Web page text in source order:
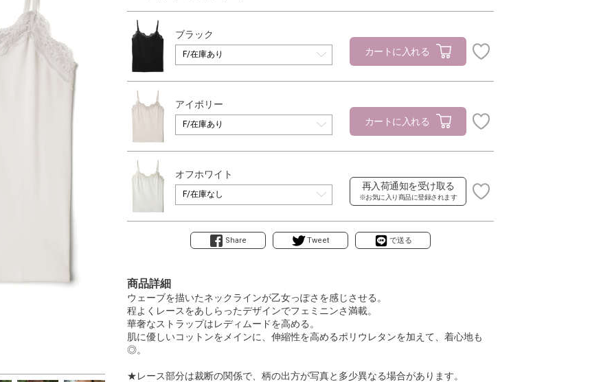
ブラック
カートに入れる
アイボリー
カートに入れる
オフホワイト
再入荷通知を受け取る
※お気に入り商品に登録されます
Share Tweet で送る
商品詳細
ウェーブを描いたネックラインが乙女っぽさを感じさせる。
程よくレースをあしらったデザインでフェミニンさ満載。
華奢なストラップはレディムードを高める。
肌に優しいコットンをメインに、伸縮性を高めるポリウレタンを加えて、着心地も
◎。
★レース部分は裁断の関係で、柄の出方が写真と多少異なる場合があります。